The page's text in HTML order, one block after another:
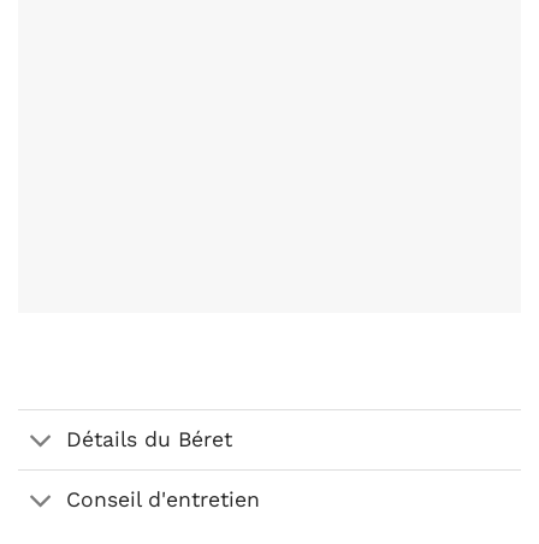
Détails du Béret
Conseil d'entretien